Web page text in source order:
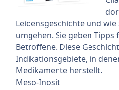
Leidensgeschichte und
umgehen. Sie geben Tipps
Betroffene. Diese
Indikationsgebiete, in
Medikamente herstellt.
Meso-Inosit